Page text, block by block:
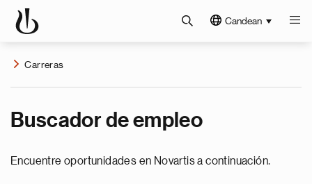
Candean
Carreras
Buscador de empleo
Encuentre oportunidades en Novartis a continuación.